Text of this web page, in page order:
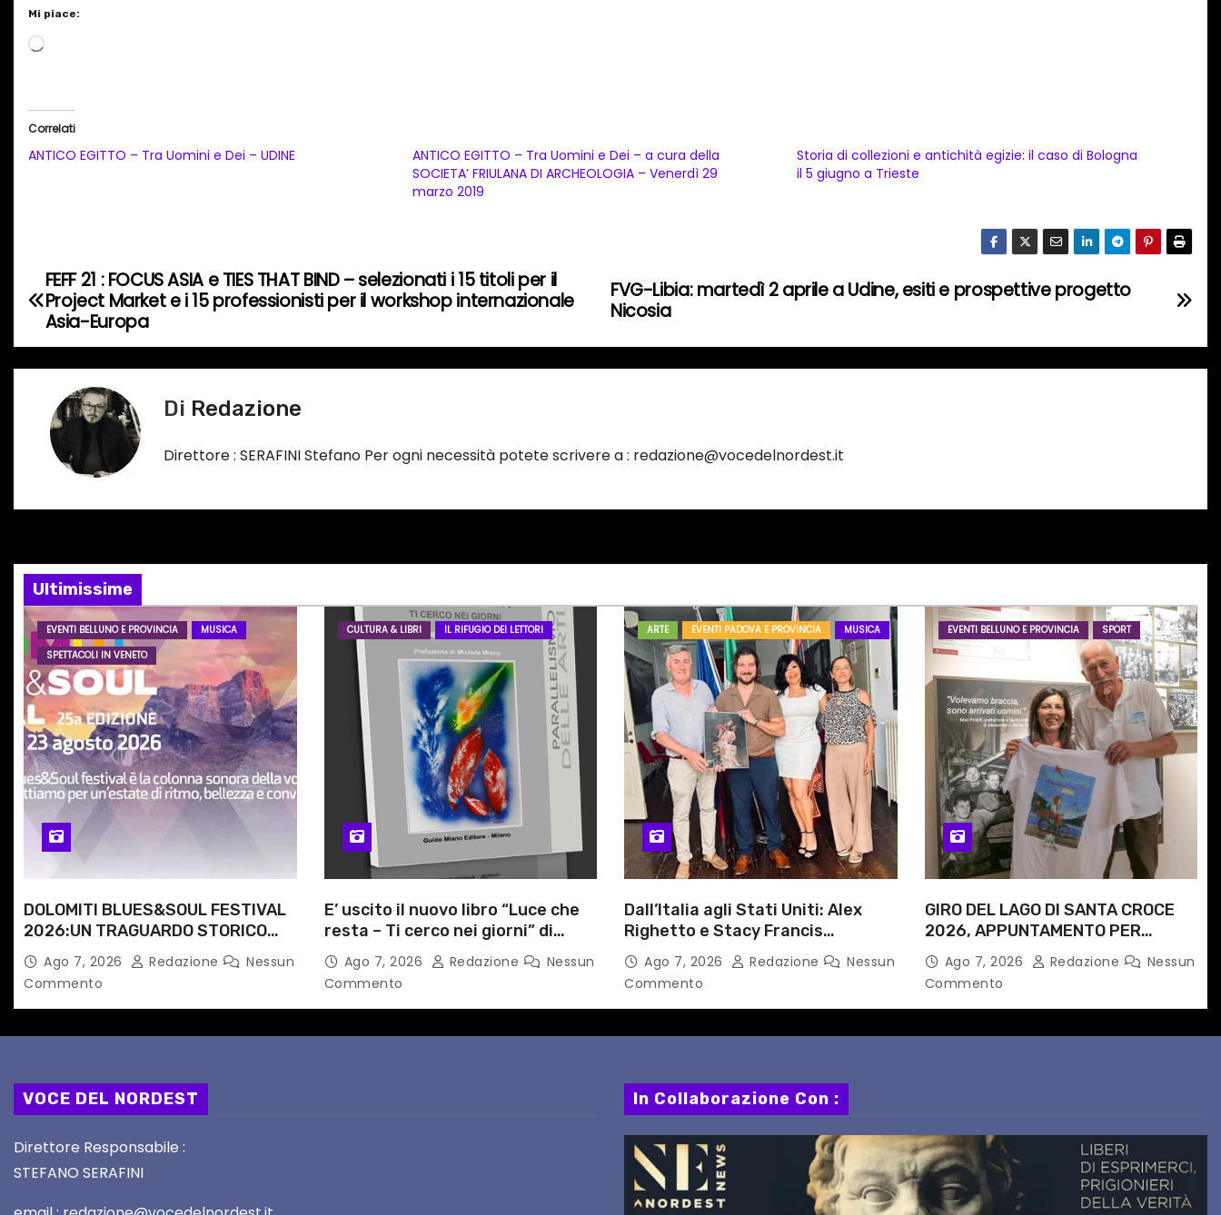
Mi piace:
C
t
o
i
n
c
Correlati
ANTICO EGITTO – Tra Uomini e Dei – UDINE
ANTICO EGITTO – Tra Uomini e Dei – a cura della
SOCIETA’ FRIULANA DI ARCHEOLOGIA – Venerdì 29
marzo 2019
Storia di collezioni e antichità egizie: il caso di Bologna
il 5 giugno a Trieste
N
v
z
i
o
n
e
a
r
t
i
c
o
l
i
FVG-Libia: martedì 2 aprile a Udine, esiti e prospettive progetto
Nicosia
FEFF 21 : FOCUS ASIA e TIES THAT BIND – selezionati i 15 titoli per il
Project Market e i 15 professionisti per il workshop internazionale
Asia-Europa
Di Redazione
Direttore : SERAFINI Stefano Per ogni necessità potete scrivere a : redazione@vocedelnordest.it
Ultimissime
EVENTI BELLUNO E PROVINCIA
MUSICA
SPETTACOLI IN VENETO
DOLOMITI BLUES&SOUL FESTIVAL
2026:UN TRAGUARDO STORICO
PER LA 25ª EDIZIONE TRA LE CIME
PATRIMONIO UNESCO
Ago 7, 2026 Redazione
Nessun
Commento
CULTURA & LIBRI IL RIFUGIO DEI LETTORI
E’ uscito il nuovo libro “Luce che
resta – Ti cerco nei giorni” di
Angela Ragozzino, medico
primario di Capua
Ago 7, 2026 Redazione
Nessun
Commento
ARTE EVENTI PADOVA E PROVINCIA MUSICA
Dall’Italia agli Stati Uniti: Alex
Righetto e Stacy Francis
uniscono arte, musica e
tecnologia in un nuovo progetto
internazionale”
Ago 7, 2026 Redazione
Nessun
Commento
EVENTI BELLUNO E PROVINCIA SPORT
GIRO DEL LAGO DI SANTA CROCE
2026, APPUNTAMENTO PER
DOMENICA 16 AGOSTO
Ago 7, 2026 Redazione
Nessun
Commento
VOCE DEL NORDEST
Direttore Responsabile :
STEFANO SERAFINI
In Collaborazione Con :